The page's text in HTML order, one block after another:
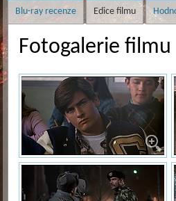
Blu-ray recenze Edice filmu
Fotogalerie filmu